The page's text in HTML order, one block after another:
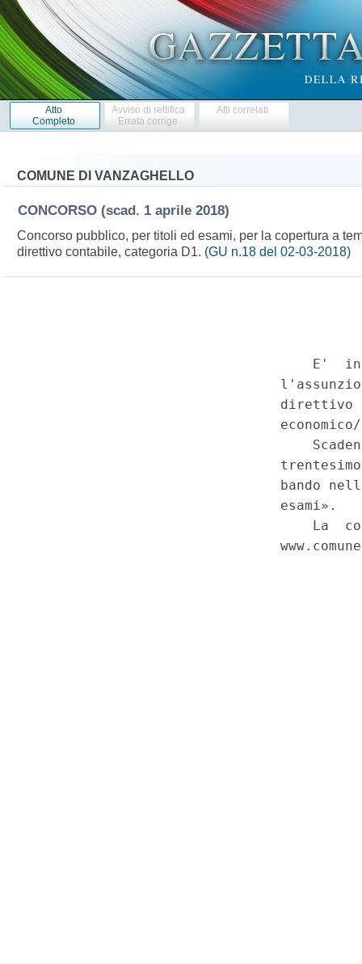
Atto
Completo
Avviso di rettifica
Errata corrige
Atti correlati
COMUNE DI VANZAGHELLO
CONCORSO (scad. 1 aprile 2018)
Concorso pubblico, per titoli ed esami, per la copertura a
direttivo contabile, categoria D1. (GU n.18 del 02-03-2018)